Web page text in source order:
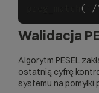
( /
Walidacja
Algorytm PESEL
ostatnią cyfrę
systemu na pomyłki